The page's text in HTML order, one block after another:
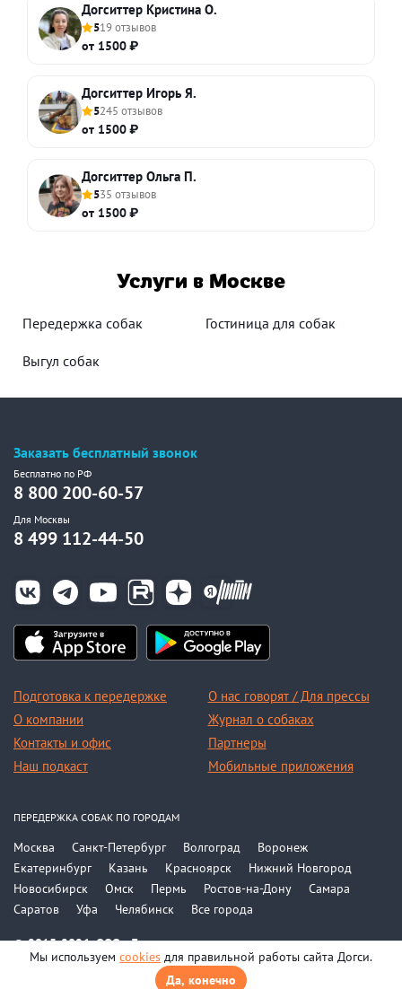
Догситтер Кристина О.
519 отзывов
от 1500 ₽
Догситтер Игорь Я.
5245 отзывов
от 1500 ₽
Догситтер Ольга П.
535 отзывов
от 1500 ₽
Услуги в Москве
Передержка собак Гостиница для собак
Выгул собак
Заказать бесплатный звонок
Бесплатно по РФ
8 800 200-60-57
Для Москвы
8 499 112-44-50
Подготовка к передержке
О компании
Контакты и офис
Наш подкаст
О нас говорят / Для прессы
Журнал о собаках
Партнеры
Мобильные приложения
© 2015-2026, ООО «Догси»
Политика конфиденциальности
ПЕРЕДЕРЖКА СОБАК ПО ГОРОДАМ
Москва Санкт-Петербург Волгоград
Воронеж
Екатеринбург
Казань Красноярск
Нижний Новгород
Новосибирск
Омск Пермь Ростов-на-Дону
Самара
Саратов
Уфа Челябинск Все города
Мы используем cookies для правильной работы сайта Догси.
Да, конечно